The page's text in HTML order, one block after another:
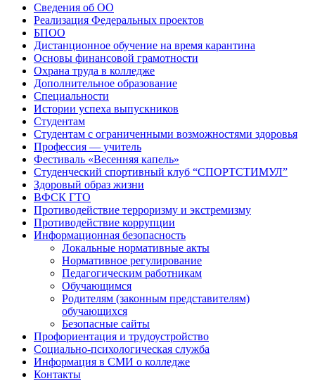
Сведения об ОО
Реализация Федеральных проектов
БПОО
Дистанционное обучение на время карантина
Основы финансовой грамотности
Охрана труда в колледже
Дополнительное образование
Специальности
Истории успеха выпускников
Студентам
Студентам с ограниченными возможностями здоровья
Профессия — учитель
Фестиваль «Весенняя капель»
Студенческий спортивный клуб “СПОРТСТИМУЛ”
Здоровый образ жизни
ВФСК ГТО
Противодействие терроризму и экстремизму
Противодействие коррупции
Информационная безопасность
Локальные нормативные акты
Нормативное регулирование
Педагогическим работникам
Обучающимся
Родителям (законным представителям)
обучающихся
Безопасные сайты
Профориентация и трудоустройство
Социально-психологическая служба
Информация в СМИ о колледже
Контакты